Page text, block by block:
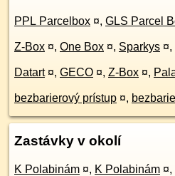
PPL Parcelbox ¤, GLS Parcel
Z-Box ¤, One Box ¤, Sparkys ¤,
Datart ¤, GECO ¤, Z-Box ¤,
bezbarierový prístup ¤,
Zastávky v okolí
K Polabinám ¤, K Polabinám ¤,